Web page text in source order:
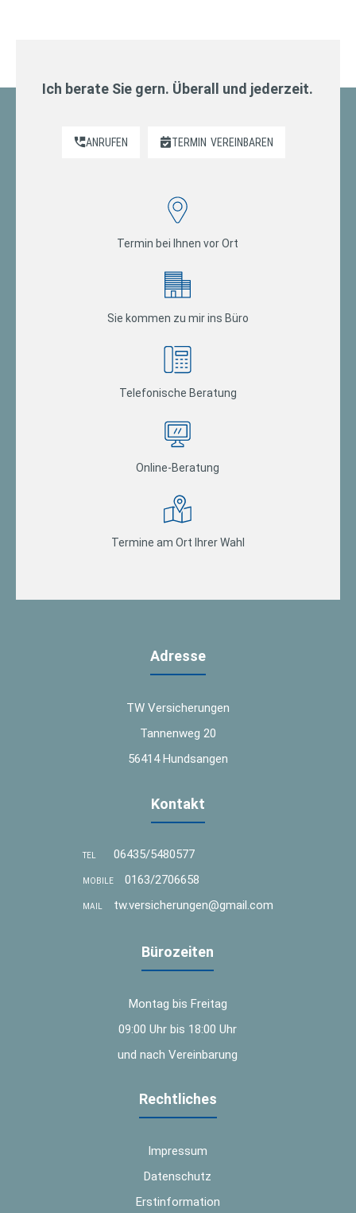
Ich berate Sie gern. Überall und jederzeit.
ANRUFEN TERMIN VEREINBAREN
Termin bei Ihnen vor Ort
Sie kommen zu mir ins Büro
Telefonische Beratung
Online-Beratung
Termine am Ort Ihrer Wahl
Adresse
TW Versicherungen
Tannenweg 20
56414 Hundsangen
Kontakt
TEL 06435/5480577
MOBILE 0163/2706658
MAIL tw.versicherungen@gmail.com
Bürozeiten
Montag bis Freitag
09:00 Uhr bis 18:00 Uhr
und nach Vereinbarung
Rechtliches
Impressum
Datenschutz
Erstinformation